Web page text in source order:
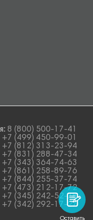
8 (800) 500-17-41
+7 (499) 450-99-01
+7 (812) 313-23-94
+7 (831) 288-47-34
+7 (343) 364-74-63
+7 (861) 258-89-76
+7 (844) 255-37-74
+7 (473) 212-17-72
+7 (345) 242-52-78
+7 (342) 292-17-27
Оставить